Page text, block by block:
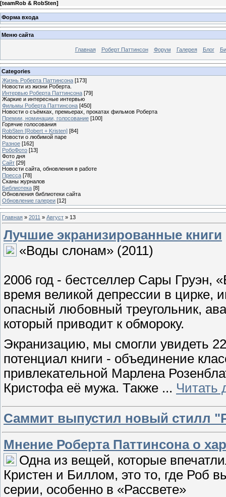
[teamRob & RobSten]
Форма входа
Меню сайта
Главная Роберт Паттинсон Форум Галерея Блог
Categories
Жизнь Роберта Паттинсона [173]
Новости из жизни Роберта.
Интервью Роберта Паттинсона [79]
Жаркие и интересные интервью
Фильмы Роберта Паттинсона [450]
Новости о съёмках, премьерах, прокатах фильмов Роберта
Премии, номинации, голосование [100]
Горячие голосования
RobSten [Robert + Kristen] [84]
Новости о любимой паре
Разное [162]
РобоФото [13]
Фото дня
Сайт [29]
Новости сайта, обновления в работе
Пресса [78]
Сканы журналов
Библиотека [8]
Обновления библиотеки сайта
Обновление галереи [12]
Главная » 2011 » Август » 13
Лучшие экранизированные книги
«Воды слонам» (2011)
2006 год - бестселлер Сары Груэн,
время великой депрессии в цирке,
опасный любовный треугольник,
который приводит к обмороку.
Экранизацию, мы смогли увидеть
потенциал книги - объединение
привлекательной Марлена
Кристофа её мужа. Также ... Читать
Саммит выпустил новый стилл
Мнение Роберта Паттинсона о
Одна из вещей, которые
Кристен и Биллом, это то, где Роб
серии, особенно в «Рассвете»